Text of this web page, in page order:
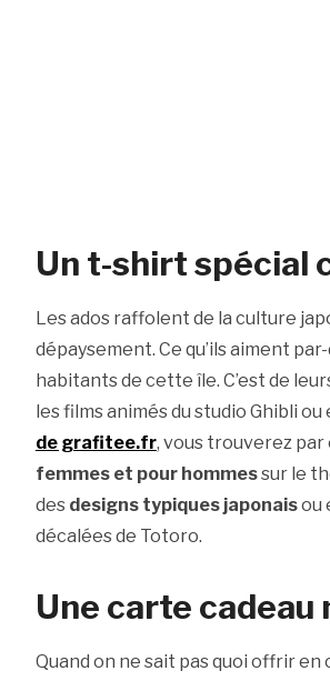
Un t-shirt spécial
Les ados raffolent de la culture
dépaysement. Ce qu’ils aiment
habitants de cette île. C’est de
les films animés du studio Ghibli
de grafitee.fr, vous trouverez
femmes et pour hommessur le
des designs typiques japonaisou
décalées de Totoro.
Une carte
Quand on ne sait pas quoi offrir